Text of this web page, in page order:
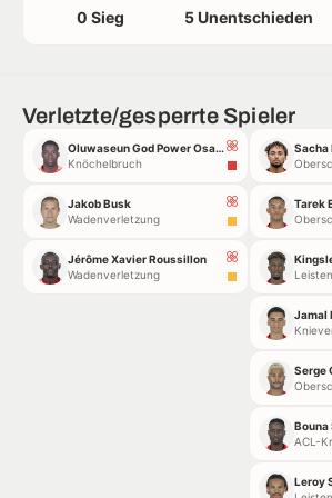
0 Sieg 5 Unentschieden
Verletzte/gesperrte Spieler
Oluwaseun God Power Osaro Ogbemudia
Knöchelbruch
Jakob Busk
Wadenverletzung
Jérôme Xavier Roussillon
Wadenverletzung
Sacha
Tarek
Jamal
Serge
Bouna
ACL-
Leroy